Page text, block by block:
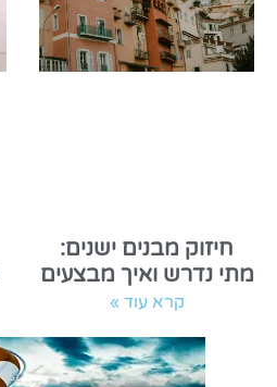
חיזוק מבנים ישנים:
מתי נדרש ואיך מבצעים
קרא עוד »